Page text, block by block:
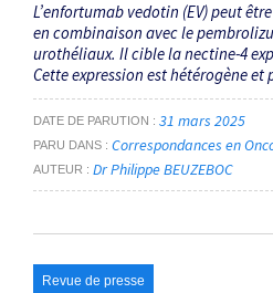
L’enfortumab vedotin (EV) peut
en combinaison avec le
urothéliaux. Il cible la nectine-4
Cette expression est hétéro­gène et
DATE DE PARUTION 31 mars 2025
PARU DANS Correspondances en
AUTEUR Dr Philippe BEUZEBOC
Revue de presse